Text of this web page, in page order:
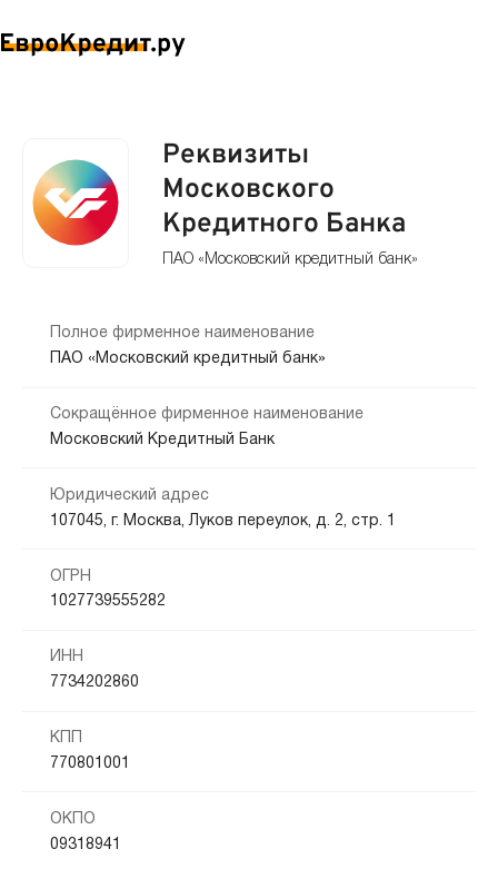
Реквизиты
Московского
Кредитного Банка
ПАО «Московский кредитный банк»
Полное фирменное наименование
ПАО «Московский кредитный банк»
Сокращённое фирменное наименование
Московский Кредитный Банк
Юридический адрес
107045, г. Москва, Луков переулок, д. 2, стр. 1
ОГРН
1027739555282
ИНН
7734202860
КПП
770801001
ОКПО
09318941